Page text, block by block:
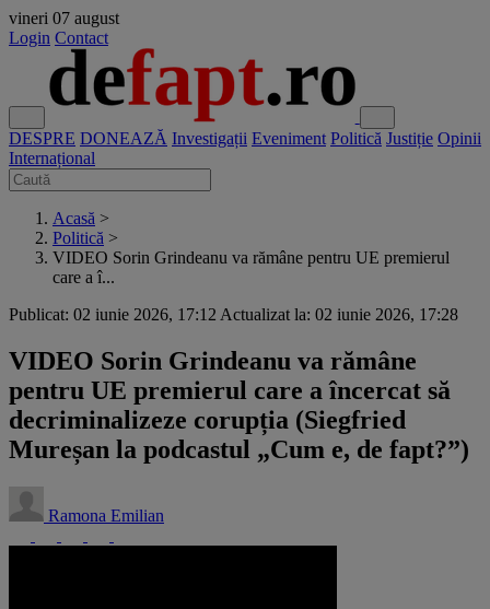
vineri 07 august
Login Contact
DESPRE DONEAZĂ Investigații Eveniment Politică Justiție Opinii
Internațional
Acasă >
Politică >
VIDEO Sorin Grindeanu va rămâne pentru UE premierul
care a î...
Publicat: 02 iunie 2026, 17:12 Actualizat la: 02 iunie 2026, 17:28
VIDEO Sorin Grindeanu va rămâne
pentru UE premierul care a încercat să
decriminalizeze corupția (Siegfried
Mureșan la podcastul „Cum e, de fapt?”)
Ramona Emilian